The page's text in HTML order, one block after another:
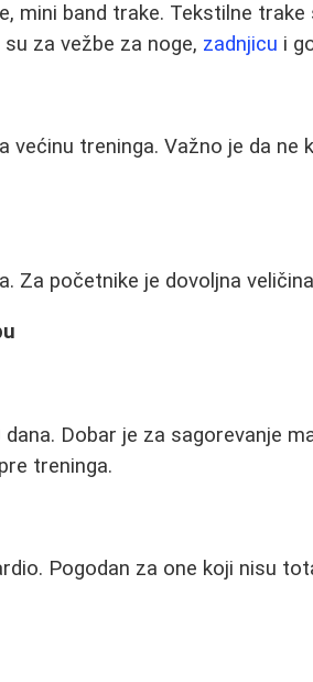
mini band trake. Tekstilne trake
za vežbe za noge, zadnjicu i
većinu treninga. Važno je da ne
Za početnike je dovoljna
Dobar je za sagorevanje
treninga.
Pogodan za one koji nisu